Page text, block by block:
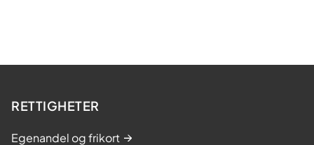
RETTIGHETER
Egenandel og frikort